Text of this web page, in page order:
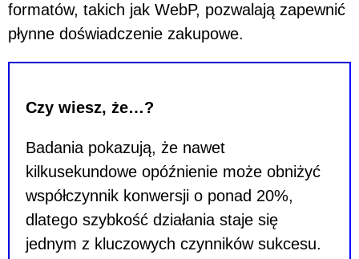
formatów, takich jak WebP, pozwalają zapewnić
płynne doświadczenie zakupowe.
Czy wiesz, że…?
Badania pokazują, że nawet
kilkusekundowe opóźnienie może obniżyć
współczynnik konwersji o ponad 20%,
dlatego szybkość działania staje się
jednym z kluczowych czynników sukcesu.